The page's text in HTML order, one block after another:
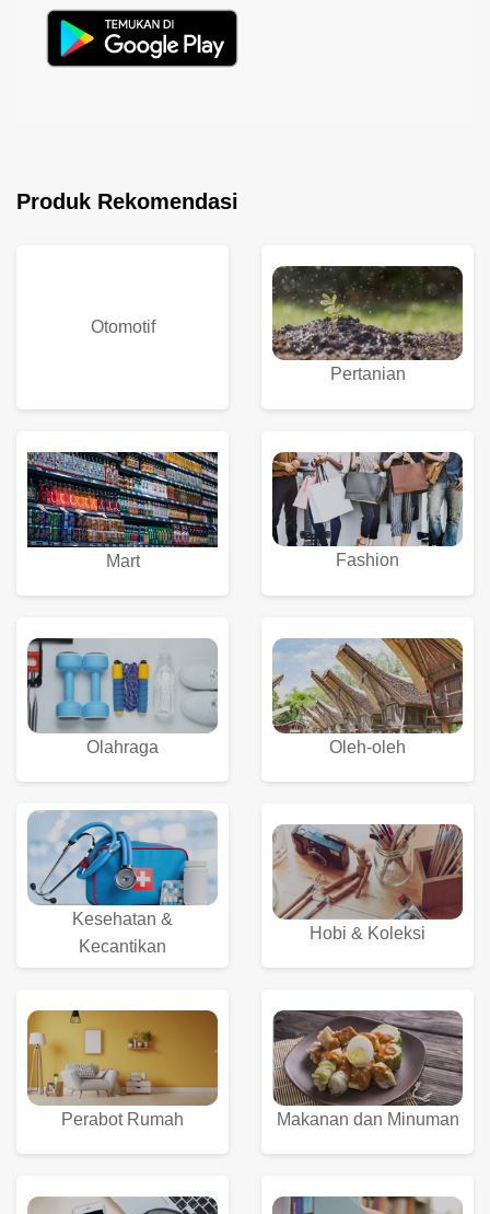
Produk Rekomendasi
Otomotif
Pertanian
Mart Fashion
Olahraga Oleh-oleh
Kesehatan &
Kecantikan
Hobi & Koleksi
Perabot Rumah Makanan dan Minuman